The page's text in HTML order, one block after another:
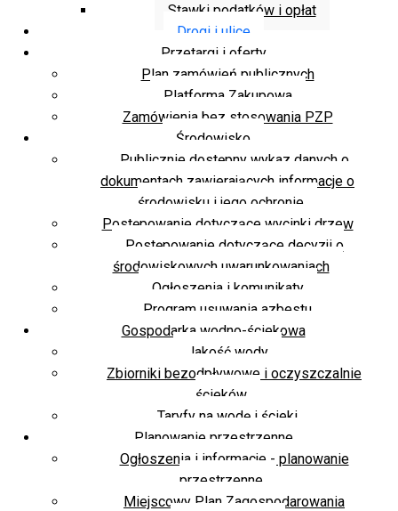
Stawki podatków i opłat
Drogi i ulice
Przetargi i oferty
Plan zamówień publicznych
Platforma Zakupowa
Zamówienia bez stosowania PZP
Środowisko
Publicznie dostępny wykaz danych o
dokumentach zawierających informacje o
środowisku i jego ochronie
Postępowanie dotyczące wycinki drzew
Postępowanie dotyczące decyzji o
środowiskowych uwarunkowaniach
Ogłoszenia i komunikaty
Program usuwania azbestu
Gospodarka wodno-ściekowa
Jakość wody
Zbiorniki bezodpływowe i oczyszczalnie
ścieków
Taryfy na wodę i ścieki
Planowanie przestrzenne
Ogłoszenia i informacje - planowanie
przestrzenne
Miejscowy Plan Zagospodarowania